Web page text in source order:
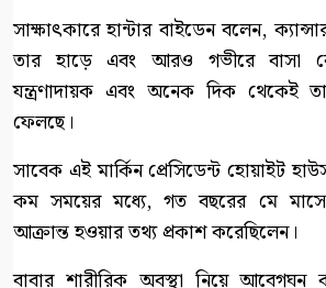
সাক্ষাৎকারে হান্টার বাইডেন বলেন,
তার হাড়ে এবং আরও গভীরে বাসা
যন্ত্রণাদায়ক এবং অনেক দিক থেকেই
ফেলছে।
সাবেক এই মার্কিন প্রেসিডেন্ট হোয়াইট
কম সময়ের মধ্যে, গত বছরের মে মাসে
আক্রান্ত হওয়ার তথ্য প্রকাশ করেছিলেন।
বাবার শারীরিক অবস্থা নিয়ে আবেগঘন